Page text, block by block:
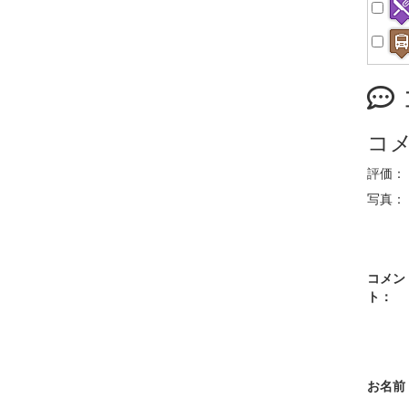
コ
評価：
写真：
コメン
ト：
お名前